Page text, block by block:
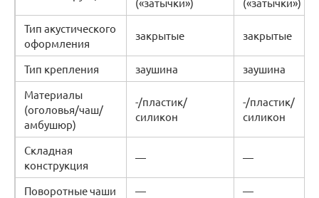
Тип акустического
оформления
закрытые закрытые
Тип крепления заушина
заушина
Материалы
(оголовья/чаш/
амбушюр)
-/пластик/
силикон
-/пластик/
силикон
Складная
конструкция
— —
Поворотные чаши —
—